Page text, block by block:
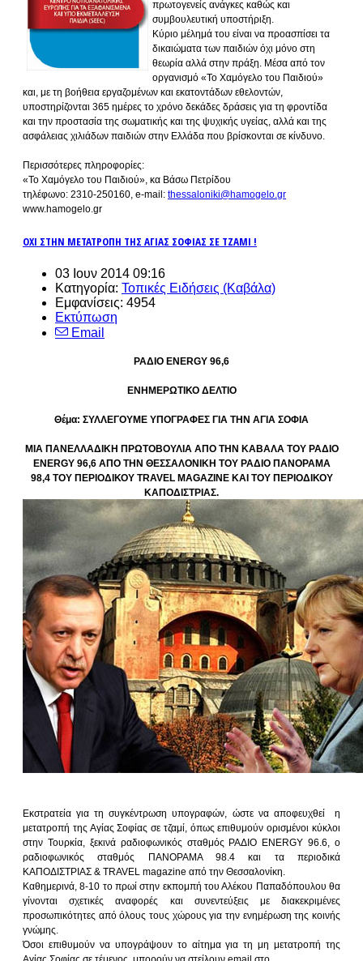
πρωτογενείς ανάγκες καθώς και
συμβουλευτική υποστήριξη.
Κύριο μέλημά του είναι να προασπίσει τα
δικαιώματα των παιδιών όχι μόνο στη
θεωρία αλλά στην πράξη. Μέσα από τον
οργανισμό «Το Χαμόγελο του Παιδιού»
και, με τη βοήθεια εργαζομένων και εκατοντάδων εθελοντών,
υποστηρίζονται 365 ημέρες το χρόνο δεκάδες δράσεις για τη φροντίδα
και την προστασία της σωματικής και της ψυχικής υγείας, αλλά και της
ασφάλειας χιλιάδων παιδιών στην Ελλάδα που βρίσκονται σε κίνδυνο.
Περισσότερες πληροφορίες:
«Το Χαμόγελο του Παιδιού», κα Βάσω Πετρίδου
τηλέφωνο: 2310-250160, e-mail: thessaloniki@hamogelo.gr
www.hamogelo.gr
ΟΧΙ ΣΤΗΝ ΜΕΤΑΤΡΟΠΗ ΤΗΣ ΑΓΙΑΣ ΣΟΦΙΑΣ ΣΕ ΤΖΑΜΙ !
03 Ιουν 2014 09:16
Κατηγορία: Τοπικές Ειδήσεις (Καβάλα)
Εμφανίσεις: 4954
Εκτύπωση
Email
ΡΑΔΙΟ ENERGY 96,6
ΕΝΗΜΕΡΩΤΙΚΟ ΔΕΛΤΙΟ
Θέμα: ΣΥΛΛΕΓΟΥΜΕ ΥΠΟΓΡΑΦΕΣ ΓΙΑ ΤΗΝ ΑΓΙΑ ΣΟΦΙΑ
ΜΙΑ ΠΑΝΕΛΛΑΔΙΚΗ ΠΡΩΤΟΒΟΥΛΙΑ ΑΠΟ ΤΗΝ ΚΑΒΑΛΑ ΤΟΥ ΡΑΔΙΟ
ENERGY 96,6 ΑΠΟ ΤΗΝ ΘΕΣΣΑΛΟΝΙΚΗ ΤΟΥ ΡΑΔΙΟ ΠΑΝΟΡΑΜΑ
98,4 ΤΟΥ ΠΕΡΙΟΔΙΚΟΥ TRAVEL MAGAZINE KAI TOY ΠΕΡΙΟΔΙΚΟΥ
ΚΑΠΟΔΙΣΤΡΙΑΣ.
Εκστρατεία για τη συγκέντρωση υπογραφών, ώστε να αποφευχθεί η
μετατροπή της Αγίας Σοφίας σε τζαμί, όπως επιθυμούν ορισμένοι κύκλοι
στην Τουρκία, ξεκινά ραδιοφωνικός σταθμός ΡΑΔΙΟ ENERGY 96.6, ο
ραδιοφωνικός σταθμός ΠΑΝΟΡΑΜΑ 98.4 και τα περιοδικά
ΚΑΠΟΔΙΣΤΡΙΑΣ & TRAVEL magazine από την Θεσσαλονίκη.
Καθημερινά, 8-10 το πρωί στην εκπομπή του Αλέκου Παπαδόπουλου θα
γίνονται σχετικές αναφορές και συνεντεύξεις με διακεκριμένες
προσωπικότητες από όλους τους χώρους για την ενημέρωση της κοινής
γνώμης.
Όσοι επιθυμούν να υπογράψουν το αίτημα για τη μη μετατροπή της